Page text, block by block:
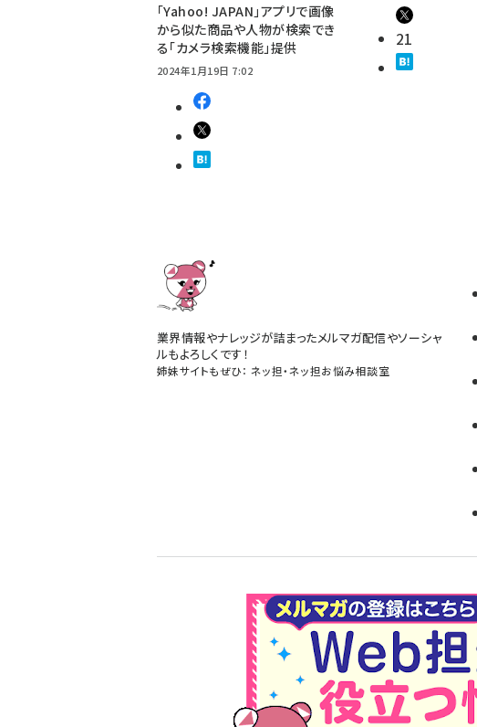
「Yahoo! JAPAN」アプリで画像
から似た商品や人物が検索でき
る「カメラ検索機能」提供
2024年1月19日 7:02
21
業界情報やナレッジが詰まったメルマガ配信やソーシャ
ルもよろしくです！
姉妹サイトもぜひ： ネッ担・ネッ担お悩み相談室